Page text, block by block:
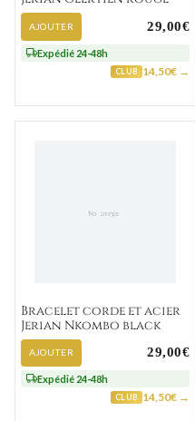
AJOUTER 29,00€
Expédié 24-48h
CLUB 14,50€ →
Bracelet corde et acier
Jerian Nkombo black
AJOUTER 29,00€
Expédié 24-48h
CLUB 14,50€ →